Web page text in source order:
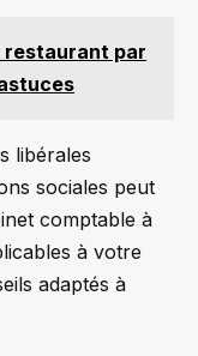
restaurant par
libérales
sociales peut
comptable à
à votre
adaptés à